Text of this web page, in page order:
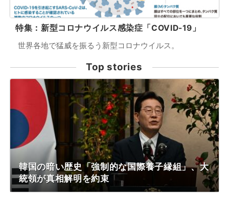
特集：新型コロナウイルス感染症「COVID-19」
世界各地で猛威を振るう新型コロナウイルス。
Top stories
韓国の暗い歴史「強制的な国際養子縁組」、大
統領が真相解明を約束